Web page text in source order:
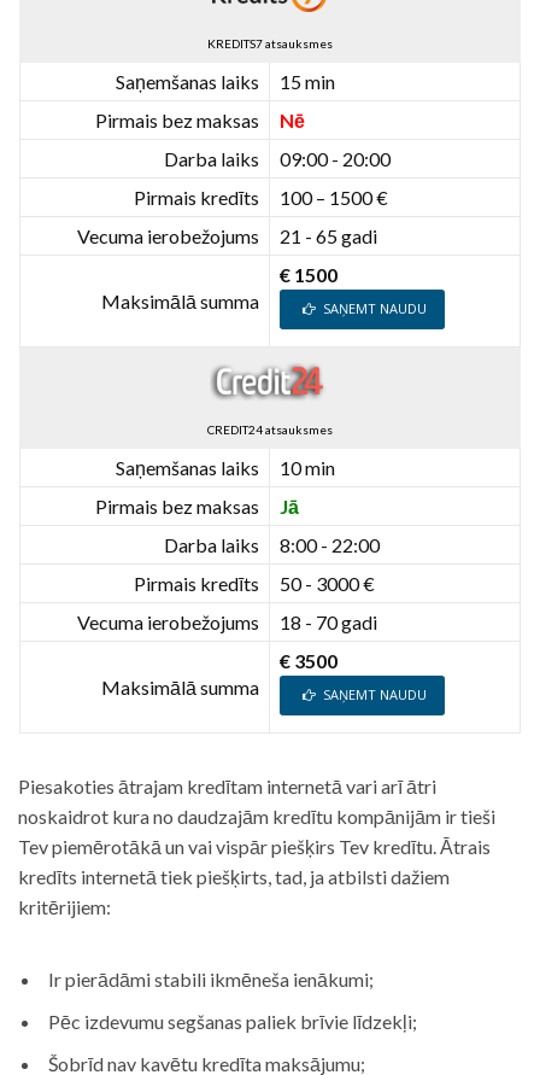
KREDITS7 atsauksmes
Saņemšanas laiks
15 min
Pirmais bez maksas
Nē
Darba laiks
09:00 - 20:00
Pirmais kredīts
100 – 1500 €
Vecuma ierobežojums
21 - 65 gadi
Maksimālā summa
€ 1500
SAŅEMT NAUDU
CREDIT24 atsauksmes
Saņemšanas laiks
10 min
Pirmais bez maksas
Jā
Darba laiks
8:00 - 22:00
Pirmais kredīts
50 - 3000 €
Vecuma ierobežojums
18 - 70 gadi
Maksimālā summa
€ 3500
SAŅEMT NAUDU
Piesakoties ātrajam kredītam internetā vari arī ātri
noskaidrot kura no daudzajām kredītu kompānijām ir tieši
Tev piemērotākā un vai vispār piešķirs Tev kredītu. Ātrais
kredīts internetā tiek piešķirts, tad, ja atbilsti dažiem
kritērijiem:
Ir pierādāmi stabili ikmēneša ienākumi;
Pēc izdevumu segšanas paliek brīvie līdzekļi;
Šobrīd nav kavētu kredīta maksājumu;